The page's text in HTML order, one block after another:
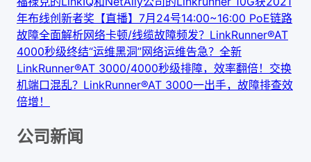
年布线创新者奖 【直播】7月24号14:00~16:00 PoE链路
故障全面解析网络卡顿/线缆故障频发？LinkRunner®AT
4000秒级终结“运维黑洞”网络运维告急？全新
LinkRunner®AT 3000/4000秒级排障，效率翻倍！ 交换
机端口混乱？LinkRunner®AT 3000一出手，故障排查效
倍增！
公司新闻